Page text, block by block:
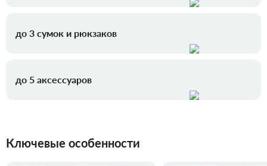
до 3 сумок и рюкзаков
до 5 аксессуаров
Ключевые особенности